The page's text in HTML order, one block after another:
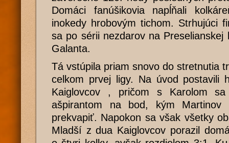
Domáci fanúšikovia napĺňali
inokedy hrobovým tichom. Strhujúci
sa po sérii nezdarov na Preselianskej
Galanta.
Tá vstúpila priam snovo do stretnutia
celkom prvej ligy. Na úvod postavili
Kaiglovcov , pričom s Karolom
ašpirantom na bod, kým
prekvapiť. Napokon sa však všetky
Mladší z dua Kaiglovcov porazil